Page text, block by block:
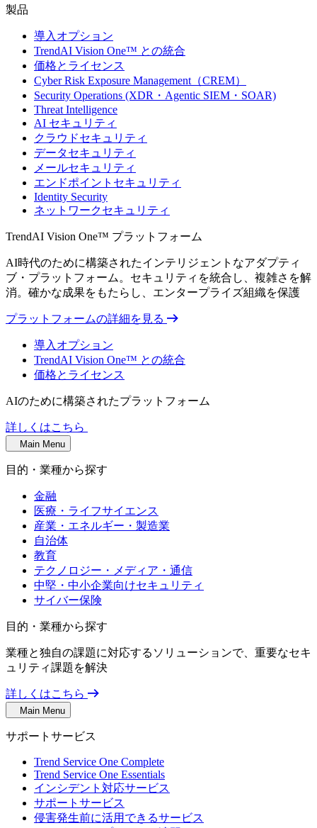
製品
導入オプション
TrendAI Vision One™ との統合
価格とライセンス
Cyber Risk Exposure Management（CREM）
Security Operations (XDR・Agentic SIEM・SOAR)
Threat Intelligence
AI セキュリティ
クラウドセキュリティ
データセキュリティ
メールセキュリティ
エンドポイントセキュリティ
Identity Security
ネットワークセキュリティ
TrendAI Vision One™ プラットフォーム
AI時代のために構築されたインテリジェントなアダプティ
ブ・プラットフォーム。セキュリティを統合し、複雑さを解
消。確かな成果をもたらし、エンタープライズ組織を保護
プラットフォームの詳細を見る
導入オプション
TrendAI Vision One™ との統合
価格とライセンス
AIのために構築されたプラットフォーム
詳しくはこちら
Main Menu
目的・業種から探す
金融
医療・ライフサイエンス
産業・エネルギー・製造業
自治体
教育
テクノロジー・メディア・通信
中堅・中小企業向けセキュリティ
サイバー保険
目的・業種から探す
業種と独自の課題に対応するソリューションで、重要なセキ
ュリティ課題を解決
詳しくはこちら
Main Menu
サポートサービス
Trend Service One Complete
Trend Service One Essentials
インシデント対応サービス
サポートサービス
侵害発生前に活用できるサービス